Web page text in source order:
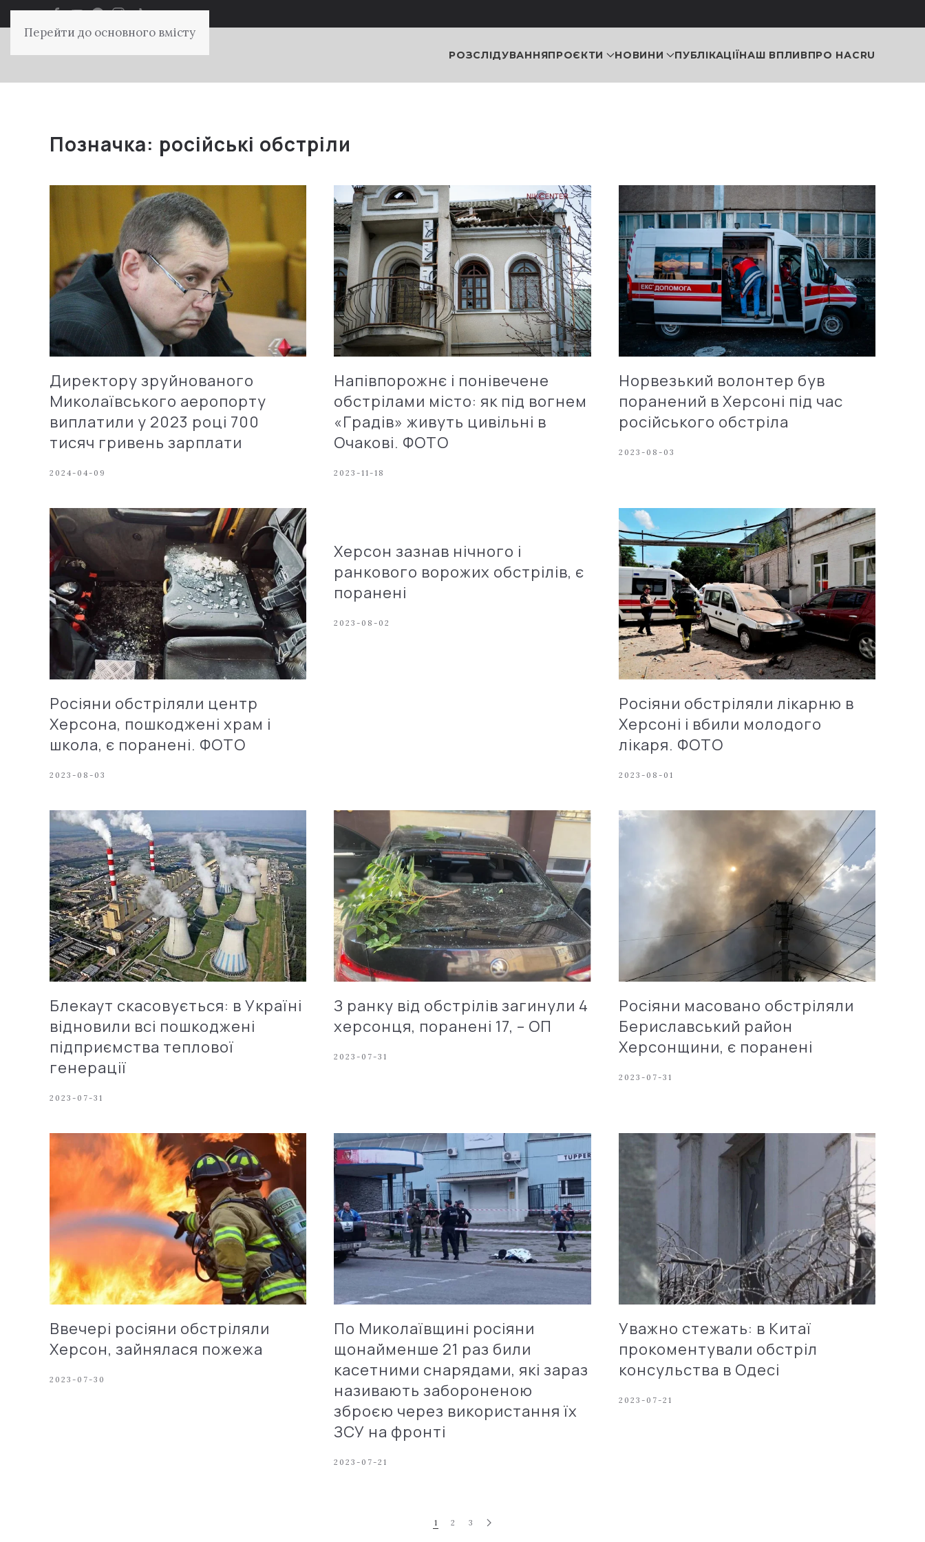
Перейти до основного вмісту
РОЗСЛІДУВАННЯПРОЄКТИ НОВИНИ ПУБЛІКАЦІЇНАШ ВПЛИВПРО НАСRU
Позначка: російські обстріли
Директору зруйнованого
Миколаївського аеропорту
виплатили у 2023 році 700
тисяч гривень зарплати
2024-04-09
Напівпорожнє і понівечене
обстрілами місто: як під вогнем
«Градів» живуть цивільні в
Очакові. ФОТО
2023-11-18
Норвезький волонтер був
поранений в Херсоні під час
російського обстріла
2023-08-03
Росіяни обстріляли центр
Херсона, пошкоджені храм і
школа, є поранені. ФОТО
2023-08-03
Херсон зазнав нічного і
ранкового ворожих обстрілів, є
поранені
2023-08-02
Росіяни обстріляли лікарню в
Херсоні і вбили молодого
лікаря. ФОТО
2023-08-01
Блекаут скасовується: в Україні
відновили всі пошкоджені
підприємства теплової
генерації
2023-07-31
З ранку від обстрілів загинули 4
херсонця, поранені 17, – ОП
2023-07-31
Росіяни масовано обстріляли
Бериславський район
Херсонщини, є поранені
2023-07-31
Ввечері росіяни обстріляли
Херсон, зайнялася пожежа
2023-07-30
По Миколаївщині росіяни
щонайменше 21 раз били
касетними снарядами, які зараз
називають забороненою
зброєю через використання їх
ЗСУ на фронті
2023-07-21
Уважно стежать: в Китаї
прокоментували обстріл
консульства в Одесі
2023-07-21
1 2 3